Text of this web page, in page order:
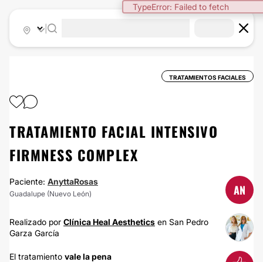
TypeError: Failed to fetch
TRATAMIENTOS FACIALES
TRATAMIENTO FACIAL INTENSIVO
FIRMNESS COMPLEX
Paciente: AnyttaRosas
Guadalupe (Nuevo León) AN
Realizado por Clínica Heal Aesthetics en San Pedro
Garza García
El tratamiento vale la pena